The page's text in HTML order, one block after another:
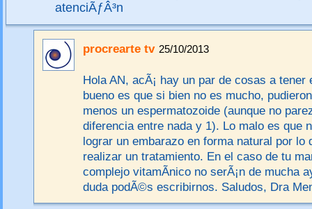
atenciÃƒÂ³n
procrearte tv 25/10/2013
Hola AN, acÃ¡ hay un par de cosas a tener
bueno es que si bien no es mucho,
menos un espermatozoide (aunque no
diferencia entre nada y 1). Lo malo es que
lograr un embarazo en forma natural por lo
realizar un tratamiento. En el caso de tu
complejo vitamÃ­nico no serÃ¡n de mucha
duda podÃ©s escribirnos. Saludos, Dra